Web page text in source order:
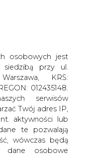
A A
SIĘ
osobowych jest
przy ul.
KRS:
012435148.
serwisów
Twój adres IP,
aktywności lub
te pozwalają
wówczas będą
dane osobowe